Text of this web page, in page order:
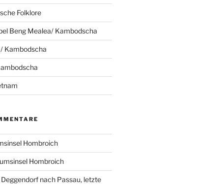
Folklore
Beng Mealea/ Kambodscha
Kambodscha
Hombroich
Hombroich
nach Passau, letzte